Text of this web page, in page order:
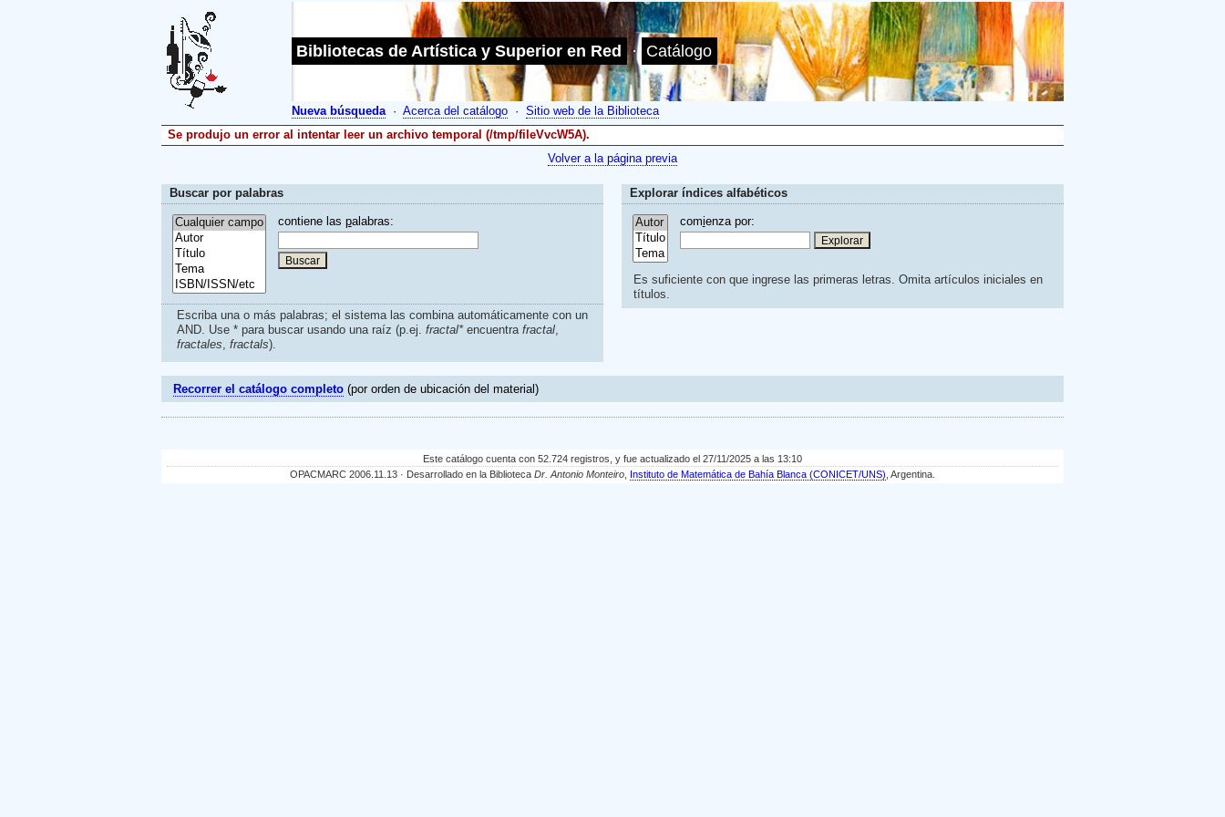
Bibliotecas de Artística y Superior en Red · Catálogo
Nueva búsqueda · Acerca del catálogo · Sitio web de la Biblioteca
Se produjo un error al intentar leer un archivo temporal (/tmp/fileVvcW5A).
Volver a la página previa
Buscar por palabras
contiene las palabras:
Escriba una o más palabras; el sistema las combina automáticamente con un
AND. Use * para buscar usando una raíz (p.ej. fractal*encuentra fractal,
fractales, fractals).
Explorar índices alfabéticos
comienza por:
Es suficiente con que ingrese las primeras letras. Omita artículos iniciales en
títulos.
Recorrer el catálogo completo (por orden de ubicación del material)
Este catálogo cuenta con 52.724 registros, y fue actualizado el 27/11/2025 a las 13:10
OPACMARC 2006.11.13 · Desarrollado en la Biblioteca Dr. Antonio Monteiro Instituto de Matemática de Bahía Blanca (CONICET/UNS) , Argentina.